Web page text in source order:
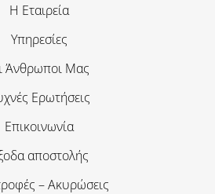
Η Εταιρεία
Υπηρεσίες
Άνθρωποι Μας
Ερωτήσεις
Επικοινωνία
αποστολής
– Ακυρώσεις